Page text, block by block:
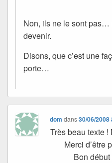
Non, ils ne le sont pas…
devenir.
Disons, que c’est une
porte…
dom dans30/06/2008
Très beau texte
Merci d’être
Bon